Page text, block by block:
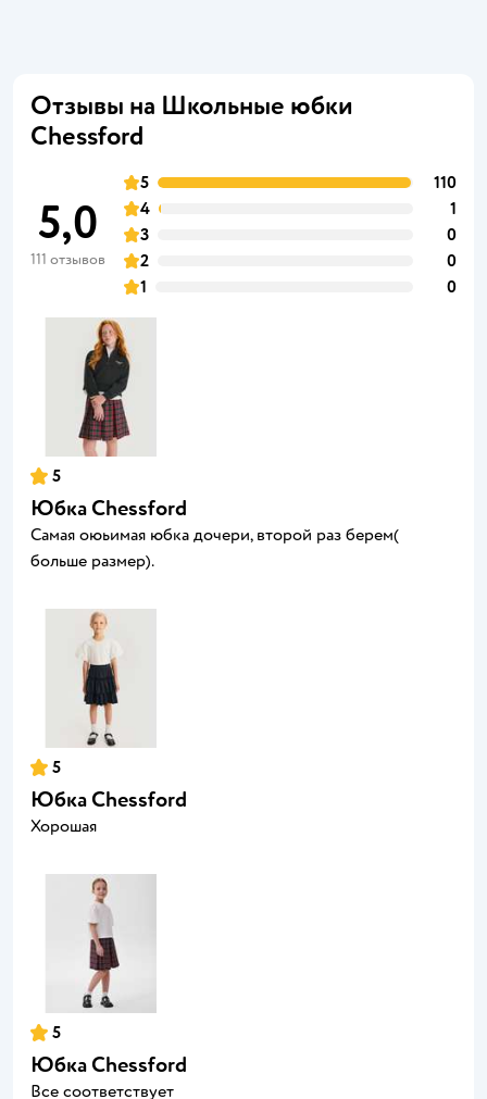
Отзывы на Школьные юбки
Chessford
5,0
111 отзывов
5
110
4
1
3
0
2
0
1
0
5
Юбка Chessford
Самая оюьимая юбка дочери, второй раз берем(
больше размер).
5
Юбка Chessford
Хорошая
5
Юбка Chessford
Все соответствует